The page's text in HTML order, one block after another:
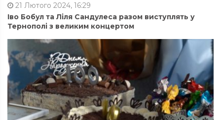
21 Лютого 2024, 16:29
Іво Бобул та Ліля Сандулеса разом виступлять у
Тернополі з великим концертом